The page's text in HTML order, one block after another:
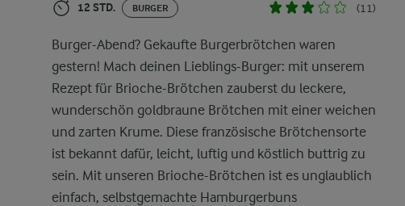
12 STD. BURGER (11)
Burger-Abend? Gekaufte Burgerbrötchen waren
gestern! Mach deinen Lieblings-Burger: mit unserem
Rezept für Brioche-Brötchen zauberst du leckere,
wunderschön goldbraune Brötchen mit einer weichen
und zarten Krume. Diese französische Brötchensorte
ist bekannt dafür, leicht, luftig und köstlich buttrig zu
sein. Mit unseren Brioche-Brötchen ist es unglaublich
einfach, selbstgemachte Hamburgerbuns